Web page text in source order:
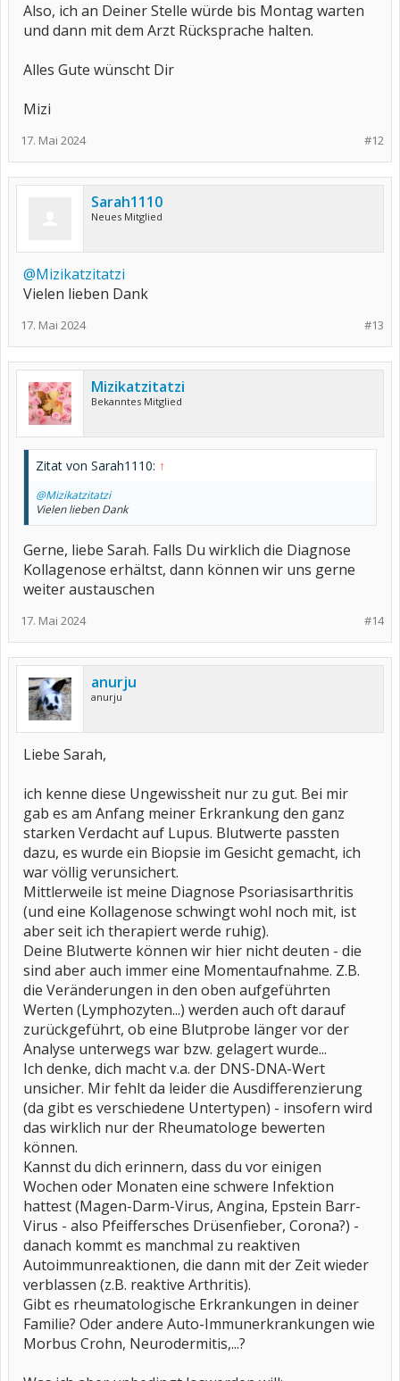
Hast Du Magendarmprobleme?
Ja sehr häufig sogar. Ständig aufgebläht, lehmiger Stuhl und
einmal war der Amylase Wert leicht erhöht.
Trockene Schleimhäute?
Ja mein Mund ist oft trocken, nachts brauche ich immer eine
Also, ich an Deiner Stelle würde bis Montag warten
und dann mit dem Arzt Rücksprache halten.
Alles Gute wünscht Dir
Mizi
#12
17. Mai 2024
Sarah1110
Neues Mitglied
@Mizikatzitatzi
Vielen lieben Dank
#13
17. Mai 2024
Mizikatzitatzi
Bekanntes Mitglied
Zitat von Sarah1110: ↑
@Mizikatzitatzi
Vielen lieben Dank
Gerne, liebe Sarah. Falls Du wirklich die Diagnose
Kollagenose erhältst, dann können wir uns gerne
weiter austauschen
#14
17. Mai 2024
anurju
anurju
Liebe Sarah,
ich kenne diese Ungewissheit nur zu gut. Bei mir
gab es am Anfang meiner Erkrankung den ganz
starken Verdacht auf Lupus. Blutwerte passten
dazu, es wurde ein Biopsie im Gesicht gemacht, ich
war völlig verunsichert.
Mittlerweile ist meine Diagnose Psoriasisarthritis
(und eine Kollagenose schwingt wohl noch mit, ist
aber seit ich therapiert werde ruhig).
Deine Blutwerte können wir hier nicht deuten - die
sind aber auch immer eine Momentaufnahme. Z.B.
die Veränderungen in den oben aufgeführten
Werten (Lymphozyten...) werden auch oft darauf
zurückgeführt, ob eine Blutprobe länger vor der
Analyse unterwegs war bzw. gelagert wurde...
Ich denke, dich macht v.a. der DNS-DNA-Wert
unsicher. Mir fehlt da leider die Ausdifferenzierung
(da gibt es verschiedene Untertypen) - insofern wird
das wirklich nur der Rheumatologe bewerten
können.
Kannst du dich erinnern, dass du vor einigen
Wochen oder Monaten eine schwere Infektion
hattest (Magen-Darm-Virus, Angina, Epstein Barr-
Virus - also Pfeiffersches Drüsenfieber, Corona?) -
danach kommt es manchmal zu reaktiven
Autoimmunreaktionen, die dann mit der Zeit wieder
verblassen (z.B. reaktive Arthritis).
Gibt es rheumatologische Erkrankungen in deiner
Familie? Oder andere Auto-Immunerkrankungen wie
Morbus Crohn, Neurodermitis,...?